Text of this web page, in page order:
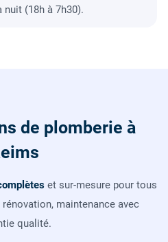
(18h à 7h30).
de plomberie à
et sur-mesure pour tous
maintenance avec
qualité.